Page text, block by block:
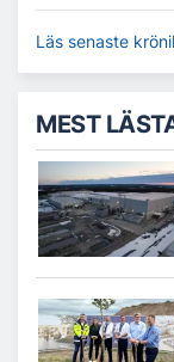
Läs senaste
MEST